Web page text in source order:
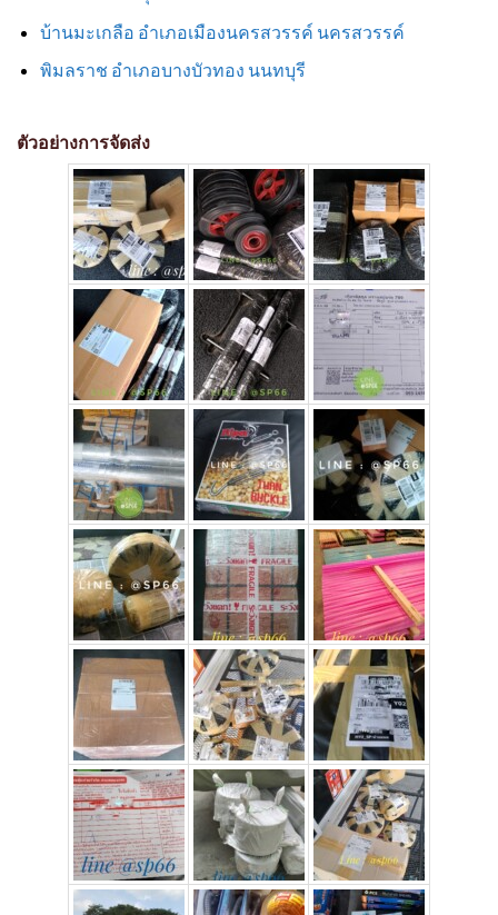
บ้านมะเกลือ อำเภอเมืองนครสวรรค์ นครสวรรค์
พิมลราช อำเภอบางบัวทอง นนทบุรี
ตัวอย่างการจัดส่ง